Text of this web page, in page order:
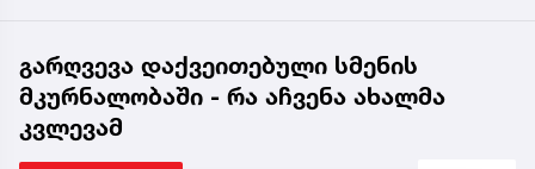
გარღვევა დაქვეითებული სმენის
მკურნალობაში - რა აჩვენა ახალმა
კვლევამ